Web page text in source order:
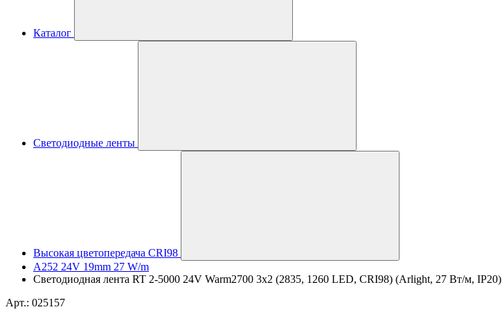
Каталог
Светодиодные ленты
Высокая цветопередача CRI98
A252 24V 19mm 27 W/m
Светодиодная лента RT 2-5000 24V Warm2700 3x2 (2835, 1260 LED, CRI98) (Arlight, 27 Вт/м, IP20)
Арт.: 025157